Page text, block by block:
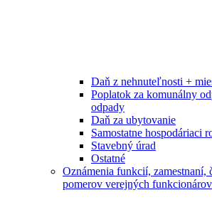
Daň z nehnuteľnosti +
Poplatok za komunálny
odpady
Daň za ubytovanie
Samostatne hospodáriaci
Stavebný úrad
Ostatné
Oznámenia funkcií, zamestnaní,
pomerov verejných funkcionárov